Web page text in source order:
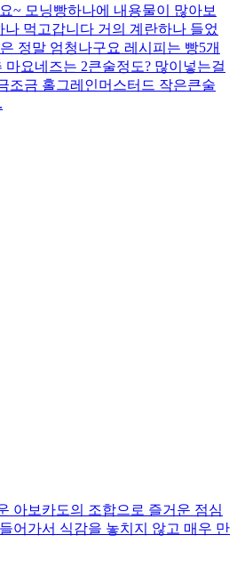
~ 모닝빵하나에 내용물이 많아보
먹고갑니다 거의 계란하나 들었
정말 엄청나구요 레시피는 빵5개
요네즈는 2큰술정도? 많이넣는걸
조금 홀그레인머스터드 작은큰술
아보카도의 조합으로 즐거운 점심
어가서 식감을 놓치지 않고 매우 만